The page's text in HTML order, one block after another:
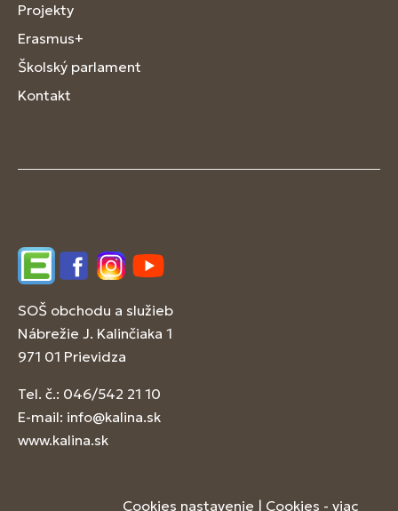
Projekty
Erasmus+
Školský parlament
Kontakt
EdupageFacebookInstagram
YouTube
SOŠ obchodu a služieb
Nábrežie J. Kalinčiaka 1
971 01 Prievidza
Tel. č.: 046/542 21 10
E-mail: info@kalina.sk
www.kalina.sk
Cookies nastavenie | Cookies - viac